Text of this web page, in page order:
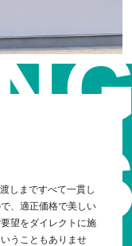
しまですべて一貫し
、適正価格で美しい
望をダイレクトに施
うこともありませ